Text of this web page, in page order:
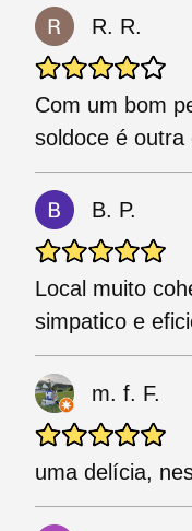
R. R.
Com um bom
soldoce é outra
B. P.
Local muito
simpatico e
m. f. F.
uma delícia,